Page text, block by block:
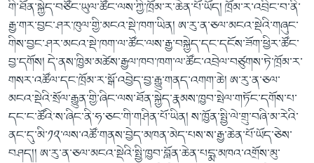
གི་ཐོན་སྐྱེད་བཙོང་ཡུལ་ཚོང་ལས་ཀྱི་ཁྲོམ་ར་ཆེན་པོ་ཡོད། ཁྲོམ་ར་འབྲིང་བ་ནི་
རྒྱ་གར་བྱང་ཤར་ཁུལ་གྱི་མངའ་སྡེ་ཁག་ཡིན། ཨ་རུ་ན་ཅལ་མངའ་སྡེའི་གཞུང་
གིས་བྱང་ཤར་མངའ་སྡེ་ཁག་ལ་ཚོང་ལས་རྒྱ་བསྐྱེད་དང་དངོས་ཟོག་ཕྱིར་ཚོང་
བྱ་དགོས། དེ་ནས་ཁྱིམ་མཚེས་རྒྱལ་ཁབ་ཁག་ལ་ཚོང་འབྲེལ་བཙུགས་ཏེ་ཁྲོམ་ར་
གསར་འཚོལ་དང་ཁྲོམ་ར་སྒོ་འབྱེད་བྱ་རྒྱུ་གནད་འགག་ཆེ། ཨ་རུ་ན་ཅལ་
མངའ་སྡེའི་སྲོལ་རྒྱུན་གྱི་ཞིང་ལས་ཐོན་སྐྱེད་རྣམས་ཁྱབ་སྤེལ་གཏོང་དགོས་པ་
དང་ང་ཚོའི་ས་ཞིང་ནི་ཧ་ཅང་གི་གཤིན་པོ་ཡིན། ས་ཁྱོན་སྤྱི་ལེ་གྲུ་བཞི་མ་རེའི་
ནང་དུ་མི་༡༢་ལས་འཚོ་གནས་བྱེད་མཁན་མེད་པས་ས་རྒྱ་ཆེན་པོ་ཡོད་ཅེས་
བཤད།། ཨ་རུ་ན་ཅལ་མངའ་སྡེའི་སྤྱི་ཁྱབ་བློན་ཆེན་པདྨ་མཁའ་འགྲོས་མུ་